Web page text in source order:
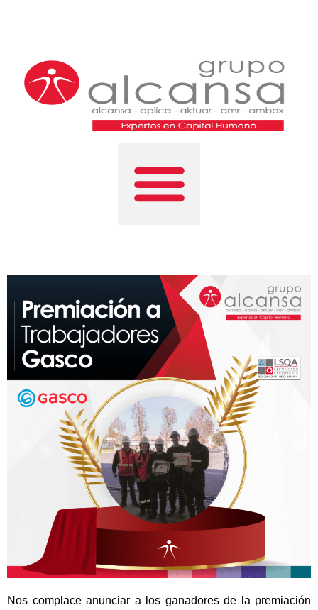
Nos complace anunciar a los ganadores de la premiación